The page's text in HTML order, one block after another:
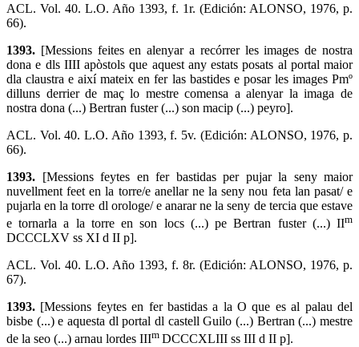
ACL. Vol. 40. L.O. Año 1393, f. 1r. (Edición: ALONSO, 1976, p.
66).
1393. [Messions feites en alenyar a recórrer les images de nostra
dona e dls IIII apòstols que aquest any estats posats al portal maior
dla claustra e així mateix en fer las bastides e posar les images Pmº
dilluns derrier de maç lo mestre comensa a alenyar la imaga de
nostra dona (...) Bertran fuster (...) son macip (...) peyro].
ACL. Vol. 40. L.O. Año 1393, f. 5v. (Edición: ALONSO, 1976, p.
66).
1393. [Messions feytes en fer bastidas per pujar la seny maior
nuvellment feet en la torre/e anellar ne la seny nou feta lan pasat/ e
pujarla en la torre dl orologe/ e anarar ne la seny de tercia que estave
e tornarla a la torre en son locs (...) pe Bertran fuster (...) IIm
DCCCLXV ss XI d II p].
ACL. Vol. 40. L.O. Año 1393, f. 8r. (Edición: ALONSO, 1976, p.
67).
1393. [Messions feytes en fer bastidas a la O que es al palau del
bisbe (...) e aquesta dl portal dl castell Guilo (...) Bertran (...) mestre
de la seo (...) arnau lordes IIIm DCCCXLIII ss III d II p].